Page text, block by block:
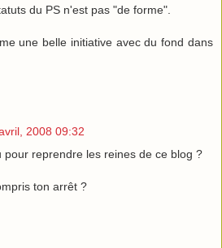
du PS n'est pas "de forme".
une belle initiative avec du fond dans
2008 09:32
pour reprendre les reines de ce blog ?
ton arrêt ?